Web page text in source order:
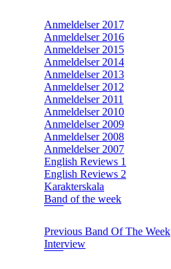
Anmeldelser 2017
Anmeldelser 2016
Anmeldelser 2015
Anmeldelser 2014
Anmeldelser 2013
Anmeldelser 2012
Anmeldelser 2011
Anmeldelser 2010
Anmeldelser 2009
Anmeldelser 2008
Anmeldelser 2007
English Reviews 1
English Reviews 2
Karakterskala
Band of the week
Previous Band Of The Week
Interview